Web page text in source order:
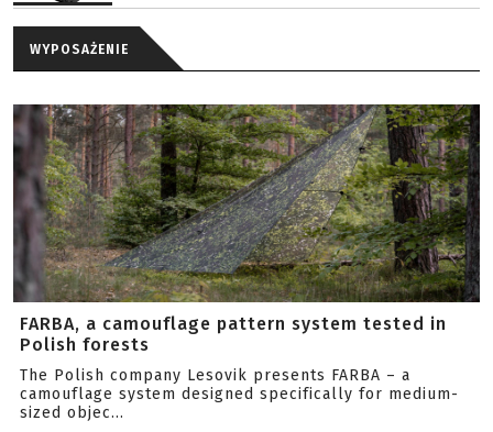
WYPOSAŻENIE
FARBA, a camouflage pattern system tested in
Polish forests
The Polish company Lesovik presents FARBA – a
camouflage system designed specifically for medium-
sized objec...